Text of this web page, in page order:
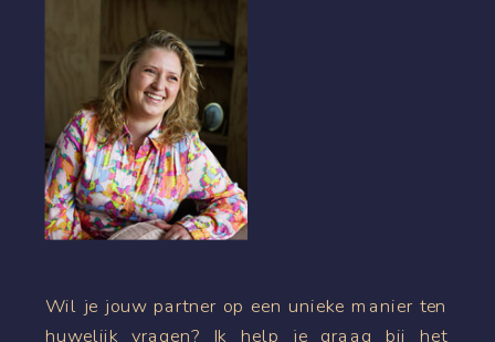
Wil je jouw partner op een unieke manier ten
huwelijk vragen? Ik help je graag bij het